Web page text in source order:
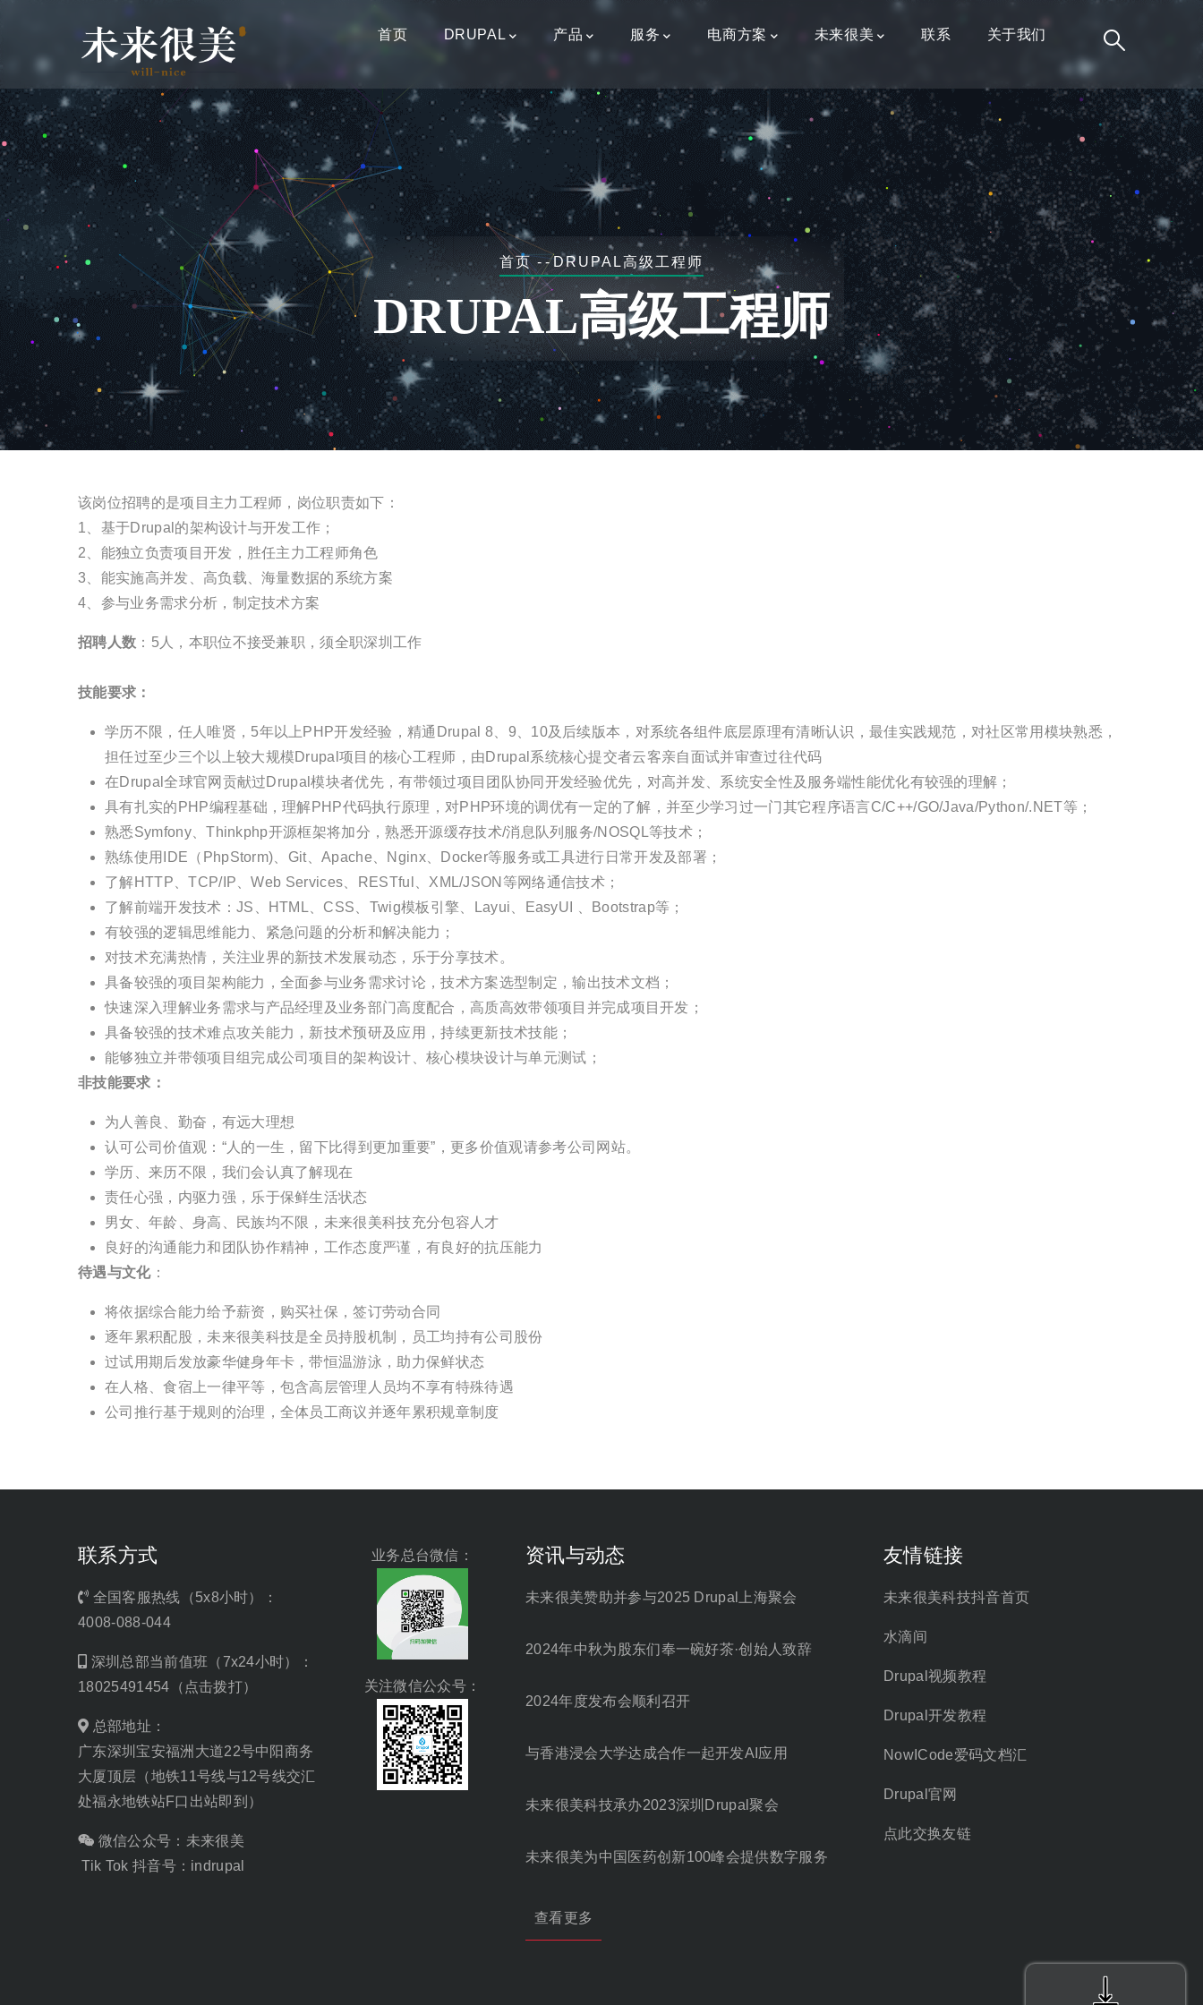
主
要
内
容
导首页 DRUPAL 产品 服务 电商方案 未来很美 联系 关于我们
面
包
屑
首页 --DRUPAL高级工程师
DRUPAL高级工程师
该岗位招聘的是项目主力工程师，岗位职责如下：
1、基于Drupal的架构设计与开发工作；
2、能独立负责项目开发，胜任主力工程师角色
3、能实施高并发、高负载、海量数据的系统方案
4、参与业务需求分析，制定技术方案
招聘人数 ：5人，本职位不接受兼职，须全职深圳工作
技能要求：
学历不限，任人唯贤，5年以上PHP开发经验，精通Drupal 8、9、10及后续版本，对系统各组件底层原理有清晰认识，最佳实践规范，对社区常用模块熟悉，
担任过至少三个以上较大规模Drupal项目的核心工程师，由Drupal系统核心提交者云客亲自面试并审查过往代码
在Drupal全球官网贡献过Drupal模块者优先，有带领过项目团队协同开发经验优先，对高并发、系统安全性及服务端性能优化有较强的理解；
具有扎实的PHP编程基础，理解PHP代码执行原理，对PHP环境的调优有一定的了解，并至少学习过一门其它程序语言C/C++/GO/Java/Python/.NET等；
熟悉Symfony、Thinkphp开源框架将加分，熟悉开源缓存技术/消息队列服务/NOSQL等技术；
熟练使用IDE（PhpStorm)、Git、Apache、Nginx、Docker等服务或工具进行日常开发及部署；
了解HTTP、TCP/IP、Web Services、RESTful、XML/JSON等网络通信技术；
了解前端开发技术：JS、HTML、CSS、Twig模板引擎、Layui、EasyUI 、Bootstrap等；
有较强的逻辑思维能力、紧急问题的分析和解决能力；
对技术充满热情，关注业界的新技术发展动态，乐于分享技术。
具备较强的项目架构能力，全面参与业务需求讨论，技术方案选型制定，输出技术文档；
快速深入理解业务需求与产品经理及业务部门高度配合，高质高效带领项目并完成项目开发；
具备较强的技术难点攻关能力，新技术预研及应用，持续更新技术技能；
能够独立并带领项目组完成公司项目的架构设计、核心模块设计与单元测试；
非技能要求：
为人善良、勤奋，有远大理想
认可公司价值观：“人的一生，留下比得到更加重要”，更多价值观请参考公司网站。
学历、来历不限，我们会认真了解现在
责任心强，内驱力强，乐于保鲜生活状态
男女、年龄、身高、民族均不限，未来很美科技充分包容人才
良好的沟通能力和团队协作精神，工作态度严谨，有良好的抗压能力
待遇与文化：
将依据综合能力给予薪资，购买社保，签订劳动合同
逐年累积配股，未来很美科技是全员持股机制，员工均持有公司股份
过试用期后发放豪华健身年卡，带恒温游泳，助力保鲜状态
在人格、食宿上一律平等，包含高层管理人员均不享有特殊待遇
公司推行基于规则的治理，全体员工商议并逐年累积规章制度
联系方式
全国客服热线（5x8小时）：
4008-088-044
深圳总部当前值班（7x24小时）：
18025491454（点击拨打）
总部地址：
广东深圳宝安福洲大道22号中阳商务
大厦顶层（地铁11号线与12号线交汇
处福永地铁站F口出站即到）
微信公众号：未来很美
Tik Tok 抖音号：indrupal
业务总台微信：
关注微信公众号：
资讯与动态
未来很美赞助并参与2025 Drupal上海聚会
2024年中秋为股东们奉一碗好茶·创始人致辞
2024年度发布会顺利召开
与香港浸会大学达成合作一起开发AI应用
未来很美科技承办2023深圳Drupal聚会
未来很美为中国医药创新100峰会提供数字服务
查看更多
友情链接
未来很美科技抖音首页
水滴间
Drupal视频教程
Drupal开发教程
NowICode爱码文档汇
Drupal官网
点此交换友链